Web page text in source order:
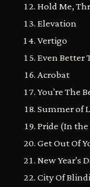
Hold Me,
Elevation
Vertigo
Even Better
Acrobat
You're The
Summer of
Pride (In the
Get Out Of
New Year's
City Of